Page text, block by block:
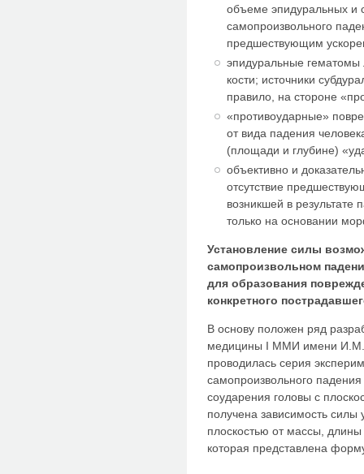
объеме эпидуральных и
самопроизвольного
предшествующим
эпидуральные гематомы
кости; источники
правило, на стороне
«противоударные»
от вида падения
(площади и глубине)
объективно и
отсутствие
возникшей в результате
только на основании
Установление силы
самопроизвольном
для образования
конкретного
В основу положен ряд
медицины I ММИ имени
проводилась серия
самопроизвольного
соударения головы с
получена зависимость силы
плоскостью от массы, длины
которая представлена